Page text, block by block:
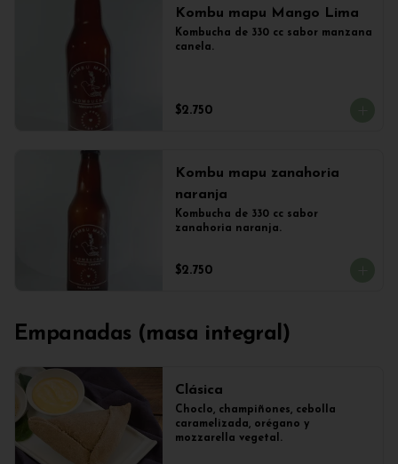
Kombu mapu Mango Lima
Kombucha de 330 cc sabor manzana
canela.
$2.750
Kombu mapu zanahoria
naranja
Kombucha de 330 cc sabor
zanahoria naranja.
$2.750
Empanadas (masa integral)
Clásica
Choclo, champiñones, cebolla
caramelizada, orégano y
mozzarella vegetal.